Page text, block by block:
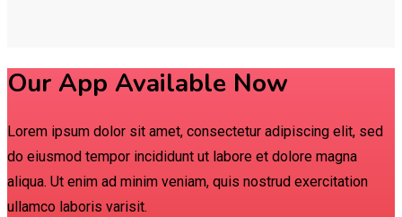
Our App Available Now
Lorem ipsum dolor sit amet, consectetur adipiscing elit, sed
do eiusmod tempor incididunt ut labore et dolore magna
aliqua. Ut enim ad minim veniam, quis nostrud exercitation
ullamco laboris varisit.